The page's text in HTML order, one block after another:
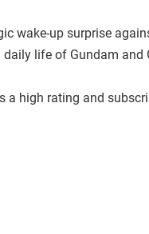
wake-up surprise
life of Gundam
a high rating and